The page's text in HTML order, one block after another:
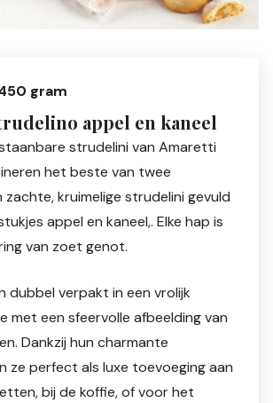
gram
appel en kaneel
strudelini van Amaretti
het beste van twee
zachte, kruimelige strudelini gevuld
appel en kaneel,. Elke hap is
van zoet genot.
dubbel verpakt in een vrolijk
met een sfeervolle afbeelding van
Dankzij hun charmante
ze perfect als luxe toevoeging aan
bij de koffie, of voor het